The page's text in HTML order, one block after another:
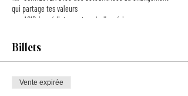
qui partage tes valeurs
👉 AGIR, immédiatement après l'expérience pour co-
Billets
Vente expirée